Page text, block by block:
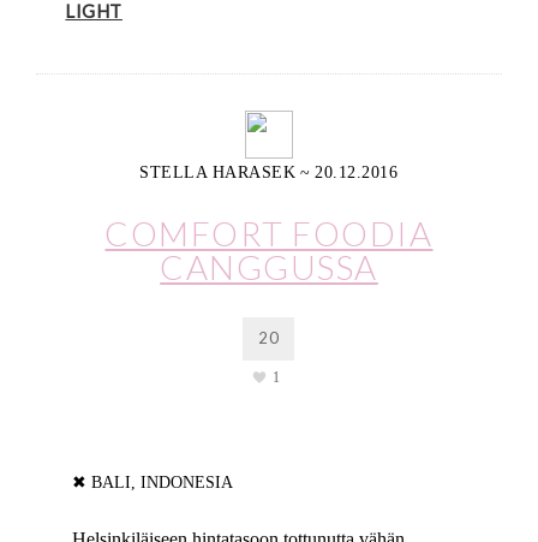
LIGHT
STELLA HARASEK ~20.12.2016
COMFORT FOODIA
CANGGUSSA
20
1
✖ BALI, INDONESIA